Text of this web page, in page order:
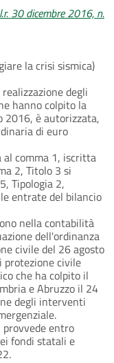
30 dicembre 2016, n.
la crisi sismica)
degli
hanno colpito la
2016, è autorizzata,
di euro
al comma 1, iscritta
2, Titolo 3 si
Tipologia 2,
entrate del bilancio
nella contabilità
dell'ordinanza
civile del 26 agosto
civile
che ha colpito il
e Abruzzo il 24
degli interventi
entro
fondi statali e